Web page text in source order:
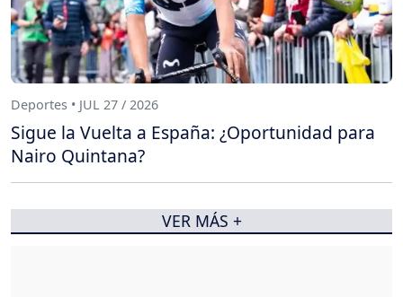
Deportes • JUL 27 / 2026
Sigue la Vuelta a España: ¿Oportunidad para
Nairo Quintana?
VER MÁS +